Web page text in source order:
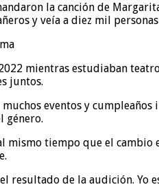
la canción de
y veía a diez mil
mientras estudiaban
juntos.
eventos y
género.
mismo tiempo que el cambio
resultado de la audición. Yo